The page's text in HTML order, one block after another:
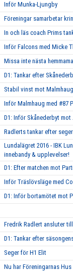
Inför Munka-Ljungby
Föreningar samarbetar
In och läs coach Prims
Inför Falcons med Micke
Missa inte nästa
D1: Tankar efter
Stabil vinst mot Malmhaug
Inför Malmhaug med #87
D1: Inför Skånederbyt
Radlerts tankar efter
Lundalägret 2016 - IBK
innebandy & upplevelser!
D1: Efter matchen mot
Inför Träslövsläge med
D1: Inför bortamötet mot
Fredrik Radlert ansluter
D1: Tankar efter
Seger för H1 Elit
Nu har Föreningarnas